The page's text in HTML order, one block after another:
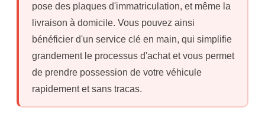
pose des plaques d'immatriculation, et même la
livraison à domicile. Vous pouvez ainsi
bénéficier d'un service clé en main, qui simplifie
grandement le processus d'achat et vous permet
de prendre possession de votre véhicule
rapidement et sans tracas.